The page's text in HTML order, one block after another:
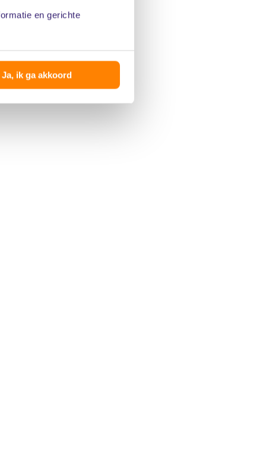
en gerichte
Ja, ik ga akkoord